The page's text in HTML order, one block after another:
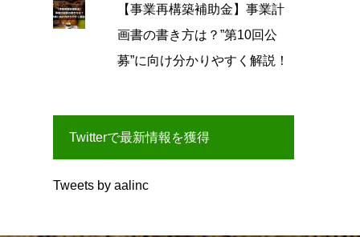
【事業再構築補助金】事業計
画書の書き方は？”第10回公
募”に向け分かりやすく解説！
Twitterで最新情報を獲得
Tweets by aalinc